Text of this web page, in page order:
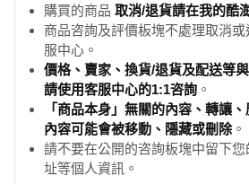
購買的商品 取消/退貨請在我的酷
商品咨詢及評價板塊不處理取消
服中心。
價格、賣家、換貨/退貨及配送等
請使用客服中心的1:1咨詢 。
「商品本身」無關的內容、轉讓
內容可能會被移動、隱藏或刪除。
請不要在公開的咨詢板塊中留下
址等個人資訊。